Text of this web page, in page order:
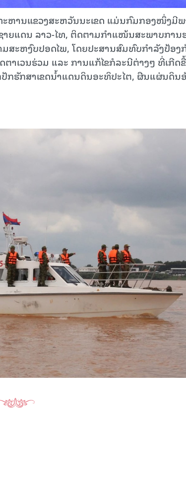
ຫານແຂວງສະຫວັນນະເຂດ ແມ່ນກົມກອງໜຶ່ງມີ
ຍແດນ ລາວ-ໄທ, ຕິດຕາມກຳແໜ້ນສະພາບການ
ສະຫງົບປອດໄພ, ໂດຍປະສານສົມທົບກໍາລັງປ້ອງ
າເວນຮ່ວມ ແລະ ການແກ້ໄຂກໍລະນີຕ່າງໆ ທີ່ເກີດ
ກຮັກສາເຂດນໍ້າແດນດິນອະທິປະໄຕ, ຜືນແຜ່ນດິນ